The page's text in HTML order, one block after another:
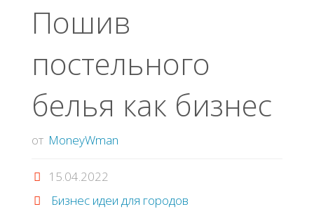
Пошив
постельного
белья как бизнес
от MoneyWman
15.04.2022
Бизнес идеи для городов